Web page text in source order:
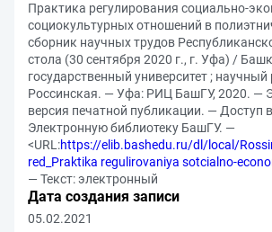
Практика регулирования социально-
социокультурных отношений в
сборник научных трудов
стола (30 сентября 2020 г., г. Уфа) /
государственный университет ;
Россинская. — Уфа: РИЦ БашГУ, 2020. —
версия печатной публикации. — Доступ
Электронную библиотеку БашГУ. —
<URL:https://elib.bashedu.ru/dl/local/
red_Praktika regulirovaniya sotcialno-
— Текст: электронный
Дата создания записи
05.02.2021